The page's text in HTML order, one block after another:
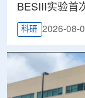
BESIII实验首
科研 2026-08-